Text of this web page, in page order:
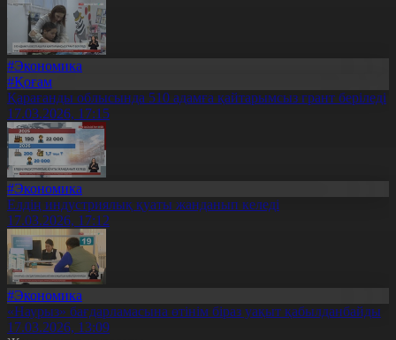
#Экономика
#Қоғам
Қарағанды облысында 510 адамға қайтарымсыз грант беріледі
17.03.2026, 17:15
#Экономика
Елдің индустриялық қуаты жанданып келеді
17.03.2026, 17:12
#Экономика
«Наурыз» бағдарламасына өтінім біраз уақыт қабылданбайды
17.03.2026, 13:09